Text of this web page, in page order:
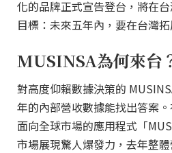
化的品牌正式宣告登台，將在
目標：未來五年內，要在台灣
MUSINSA為何來台
對高度仰賴數據決策的
年的內部營收數據能找出答案
面向全球市場的應用程式「
市場展現驚人爆發力，去年整